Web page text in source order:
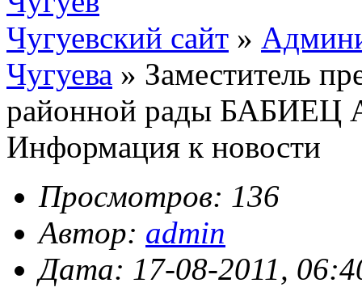
Чугуевский сайт »
Чугуева » Заместитель
районной рады
Информация к новости
Просмотров: 136
Автор: admin
Дата: 17-08-2011,